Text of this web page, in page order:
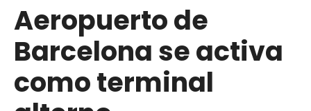
sismo
Aeropuerto de
Barcelona se activa
como terminal